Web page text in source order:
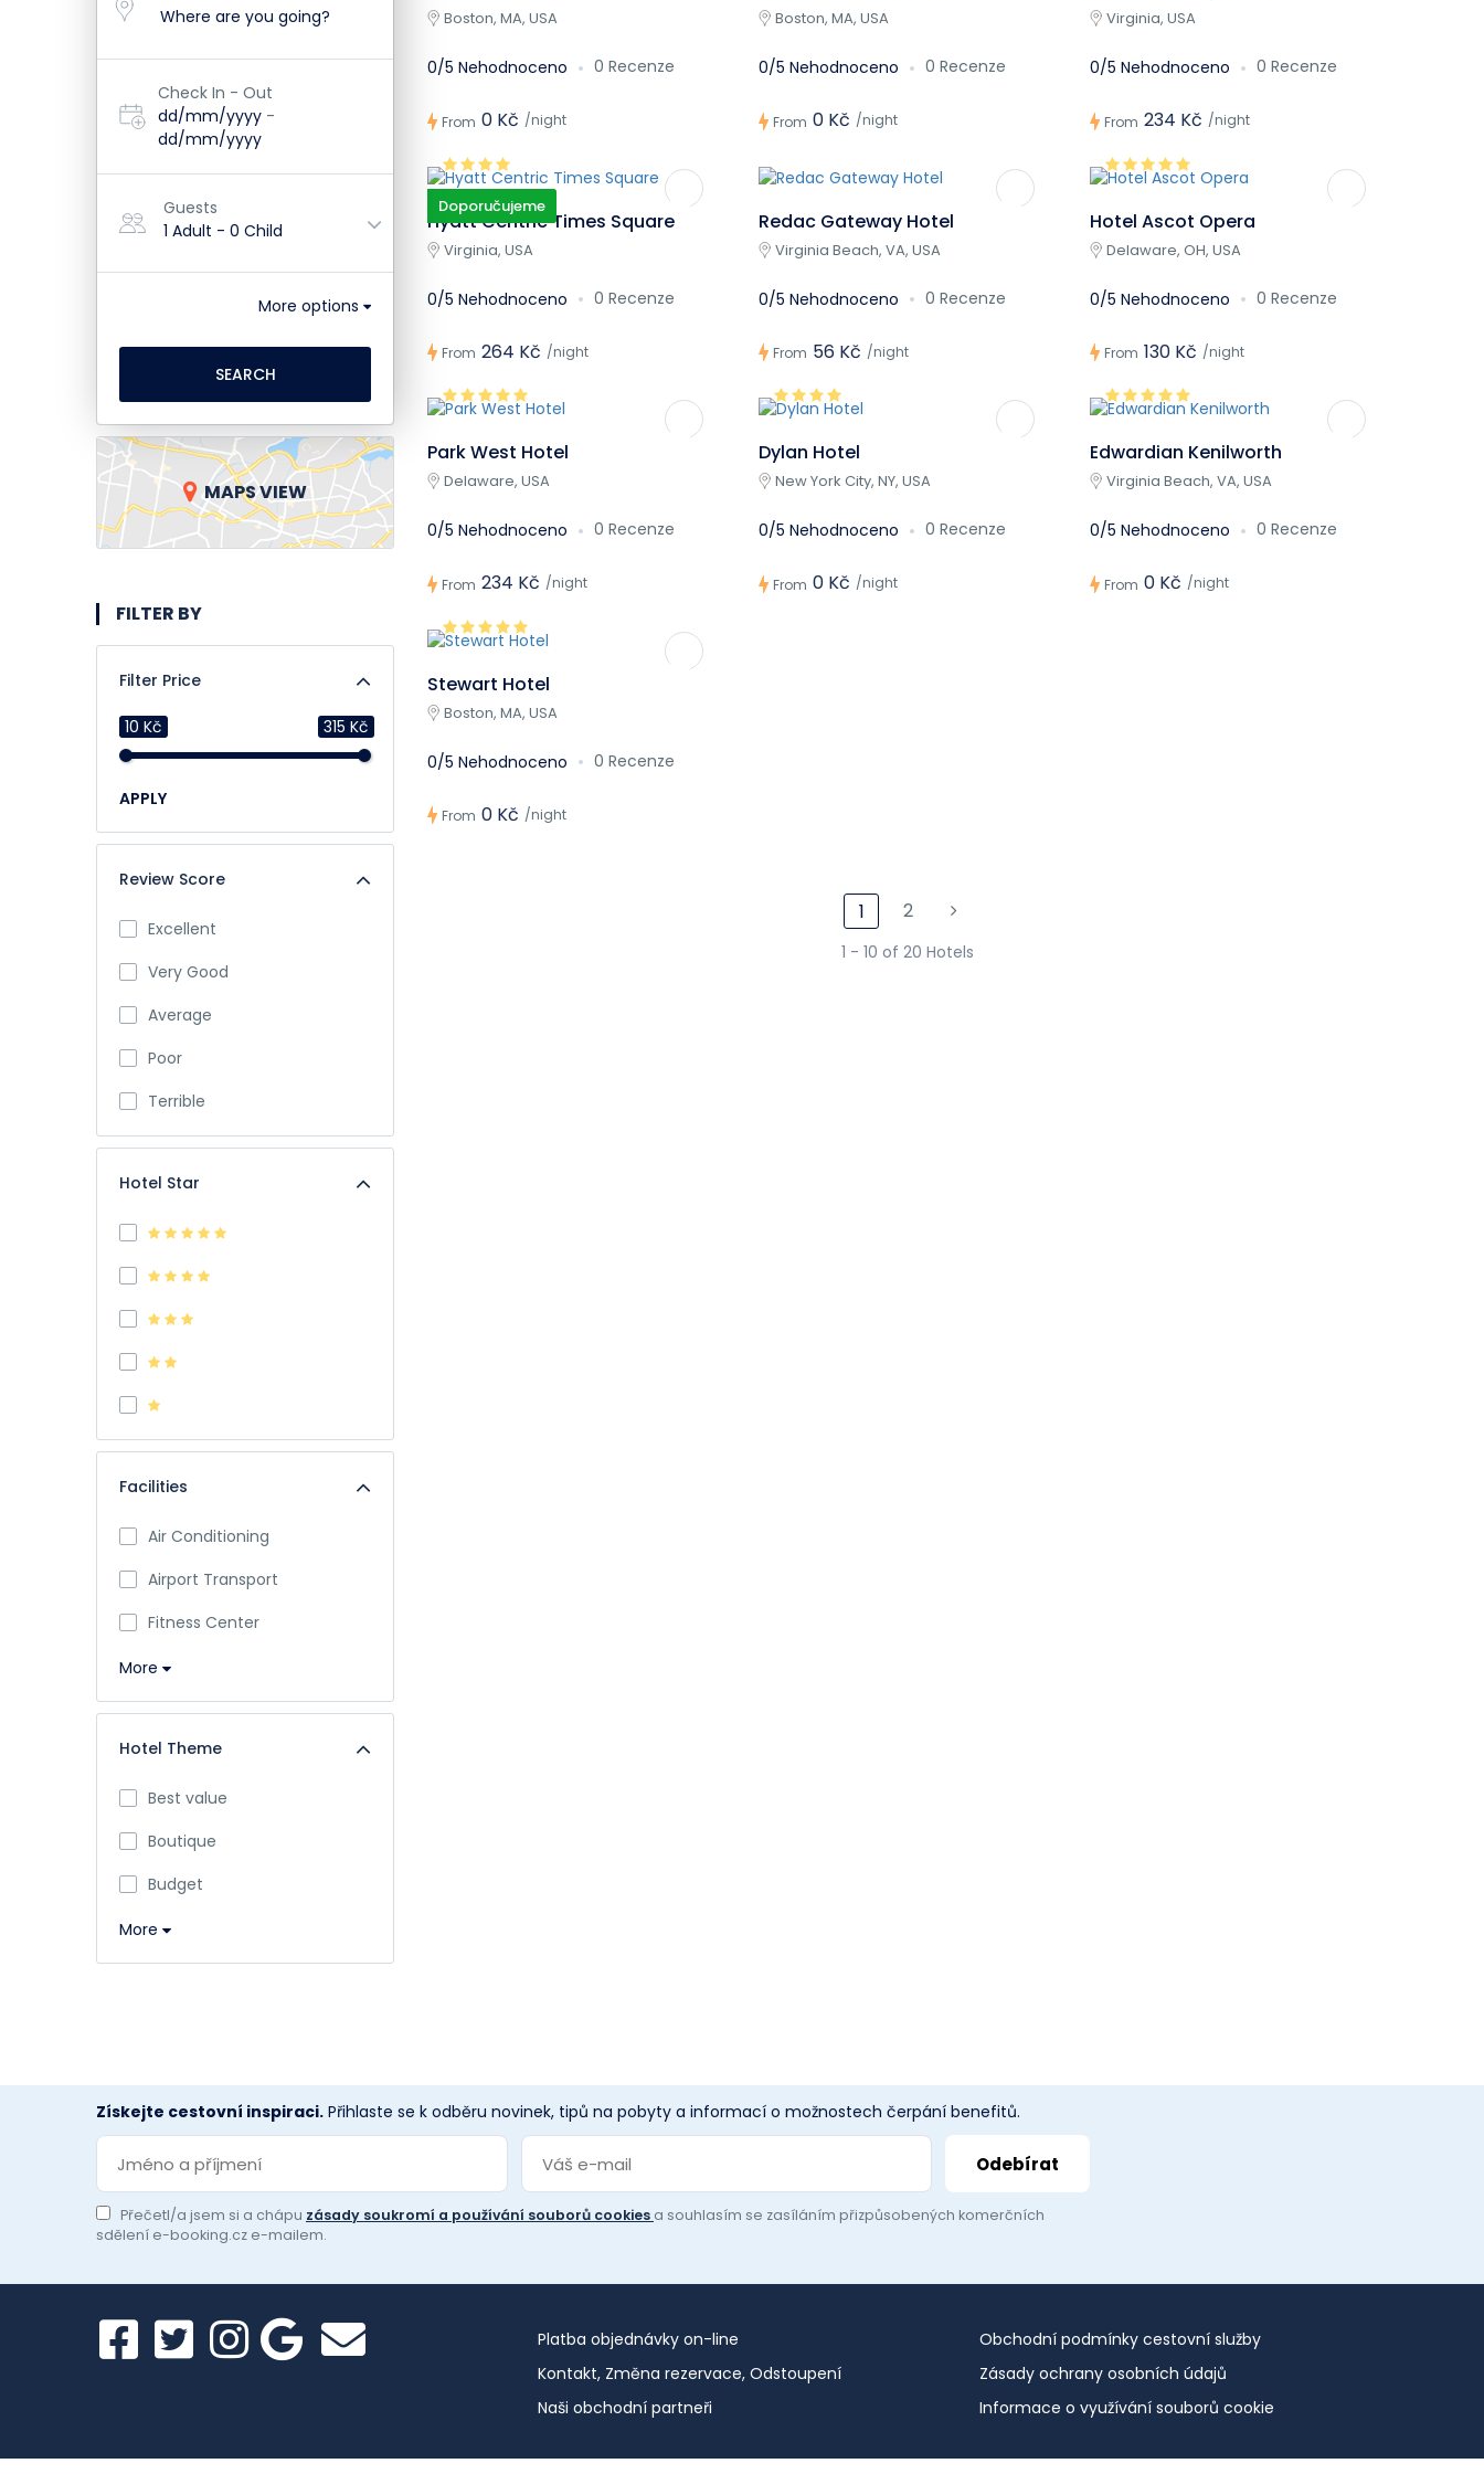
Check In - Out
dd/mm/yyyy -
dd/mm/yyyy
Guests
1 Adult - 0 Child
More options
SEARCH
MAPS VIEW
FILTER BY
Filter Price
10 Kč 315 Kč
APPLY
Review Score
Excellent
Very Good
Average
Poor
Terrible
Hotel Star
Facilities
Air Conditioning
Airport Transport
Fitness Center
More
Hotel Theme
Best value
Boutique
Budget
More
Boston, MA, USA
0/5 Nehodnoceno 0 Recenze
From 0 Kč /night
Boston, MA, USA
0/5 Nehodnoceno 0 Recenze
From 0 Kč /night
Virginia, USA
0/5 Nehodnoceno 0 Recenze
From 234 Kč /night
Doporučujeme
Hyatt Centric Times Square
Virginia, USA
0/5 Nehodnoceno 0 Recenze
From 264 Kč /night
Redac Gateway Hotel
Virginia Beach, VA, USA
0/5 Nehodnoceno 0 Recenze
From 56 Kč /night
Hotel Ascot Opera
Delaware, OH, USA
0/5 Nehodnoceno 0 Recenze
From 130 Kč /night
Park West Hotel
Delaware, USA
0/5 Nehodnoceno 0 Recenze
From 234 Kč /night
Dylan Hotel
New York City, NY, USA
0/5 Nehodnoceno 0 Recenze
From 0 Kč /night
Edwardian Kenilworth
Virginia Beach, VA, USA
0/5 Nehodnoceno 0 Recenze
From 0 Kč /night
Stewart Hotel
Boston, MA, USA
0/5 Nehodnoceno 0 Recenze
From 0 Kč /night
1 2
1 - 10 of 20 Hotels
Získejte cestovní inspiraci. Přihlaste se k odběru novinek, tipů na pobyty a informací o možnostech čerpání benefitů.
Přečetl/a jsem si a chápu zásady soukromí a používání souborů cookies a souhlasím se zasíláním přizpůsobených komerčních
sdělení e-booking.cz e-mailem.
Platba objednávky on-line
Kontakt, Změna rezervace, Odstoupení
Naši obchodní partneři
Obchodní podmínky cestovní služby
Zásady ochrany osobních údajů
Informace o využívání souborů cookie